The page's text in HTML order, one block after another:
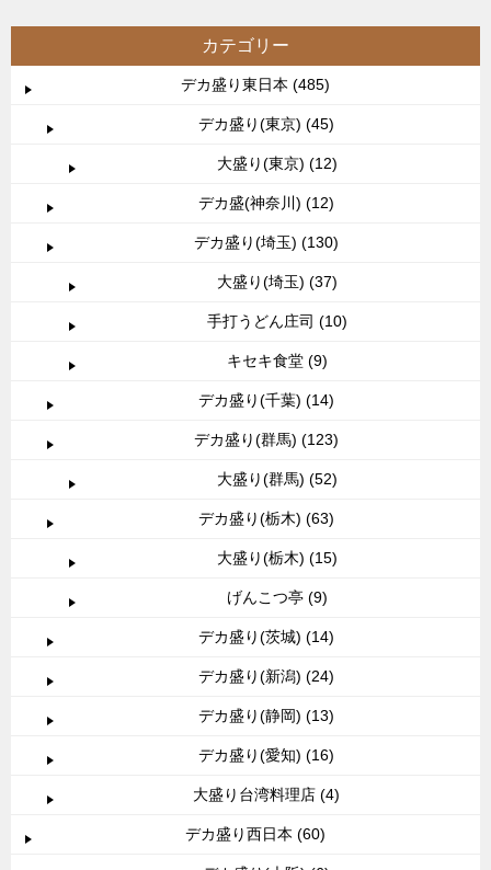
カテゴリー
デカ盛り東日本 (485)
デカ盛り(東京) (45)
大盛り(東京) (12)
デカ盛(神奈川) (12)
デカ盛り(埼玉) (130)
大盛り(埼玉) (37)
手打うどん庄司 (10)
キセキ食堂 (9)
デカ盛り(千葉) (14)
デカ盛り(群馬) (123)
大盛り(群馬) (52)
デカ盛り(栃木) (63)
大盛り(栃木) (15)
げんこつ亭 (9)
デカ盛り(茨城) (14)
デカ盛り(新潟) (24)
デカ盛り(静岡) (13)
デカ盛り(愛知) (16)
大盛り台湾料理店 (4)
デカ盛り西日本 (60)